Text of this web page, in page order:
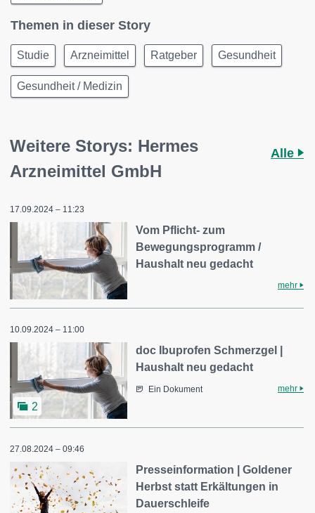
Themen in dieser Story
Studie Arzneimittel Ratgeber Gesundheit
Gesundheit / Medizin
Weitere Storys: Hermes
Arzneimittel GmbH
Alle
17.09.2024 – 11:23
Vom Pflicht- zum
Bewegungsprogramm /
Haushalt neu gedacht
mehr
10.09.2024 – 11:00
2
doc Ibuprofen Schmerzgel |
Haushalt neu gedacht
Ein Dokument mehr
27.08.2024 – 09:46
Presseinformation | Goldener
Herbst statt Erkältungen in
Dauerschleife